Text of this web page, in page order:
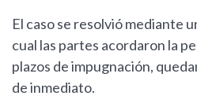
El caso se resolvió mediante
cual las partes acordaron la
plazos de impugnación,
de inmediato.